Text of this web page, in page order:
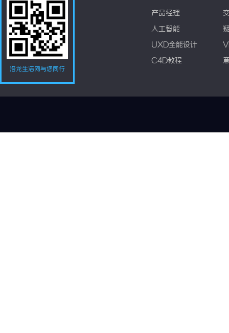
洛龙生活网与您同行
产品经理
人工智能
UXD全能设计
C4D教程